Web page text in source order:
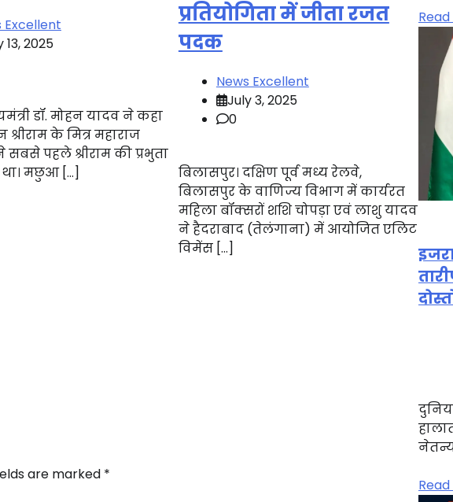
Excellent
13, 2025
डॉ. मोहन यादव ने कहा
के मित्र महाराज
सबसे पहले श्रीराम की प्रभुता
मछुआ […]
प्रतियोगिता में जीता रजत
पदक
News Excellent
July 3, 2025
0
बिलासपुर। दक्षिण पूर्व मध्य रेलवे,
बिलासपुर के वाणिज्य विभाग में कार्यरत
महिला बॉक्सरों शशि चोपड़ा एवं लाशु यादव
ने हैदराबाद (तेलंगाना) में आयोजित एलिट
विमेंस […]
are marked *